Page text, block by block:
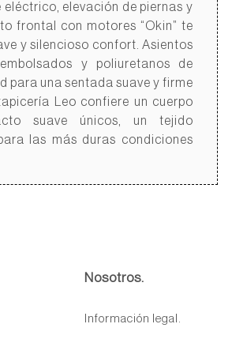
eléctrico, elevación de piernas y
frontal con motores “Okin” te
y silencioso confort. Asientos
y poliuretanos de
para una sentada suave y firme
Leo confiere un cuerpo
suave únicos, un tejido
las más duras condiciones
Nosotros.
Información legal.